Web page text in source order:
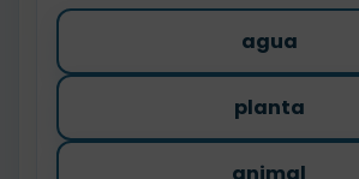
agua
planta